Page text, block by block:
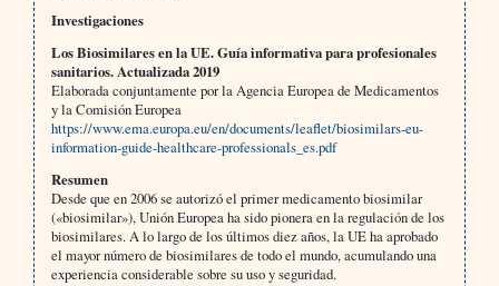
Investigaciones
Los Biosimilares en la UE. Guía informativa para profesionales
sanitarios. Actualizada 2019
Elaborada conjuntamente por la Agencia Europea de Medicamentos
y la Comisión Europea
https://www.ema.europa.eu/en/documents/leaflet/biosimilars-eu-
information-guide-healthcare-professionals_es.pdf
Resumen
Desde que en 2006 se autorizó el primer medicamento biosimilar
(«biosimilar»), Unión Europea ha sido pionera en la regulación de los
biosimilares. A lo largo de los últimos diez años, la UE ha aprobado
el mayor número de biosimilares de todo el mundo, acumulando una
experiencia considerable sobre su uso y seguridad.